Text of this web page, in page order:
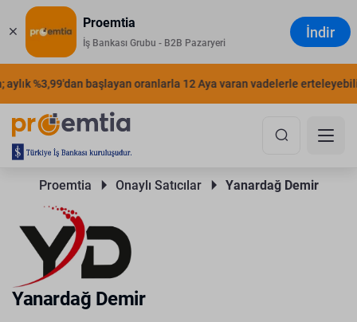
Proemtia
İş Bankası Grubu - B2B Pazaryeri
İndir
%3,99'dan başlayan oranlarla 12 Aya varan vadelerle
Proemtia Onaylı Satıcılar Yanardağ Demir
Yanardağ Demir